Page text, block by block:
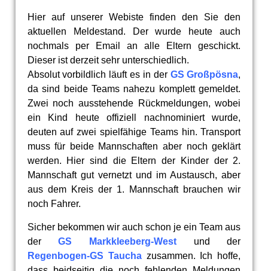
Hier auf unserer Webiste finden den Sie den
aktuellen Meldestand. Der wurde heute auch
nochmals per Email an alle Eltern geschickt.
Dieser ist derzeit sehr unterschiedlich.
Absolut vorbildlich läuft es in der GS Großpösna,
da sind beide Teams nahezu komplett gemeldet.
Zwei noch ausstehende Rückmeldungen, wobei
ein Kind heute offiziell nachnominiert wurde,
deuten auf zwei spielfähige Teams hin. Transport
muss für beide Mannschaften aber noch geklärt
werden. Hier sind die Eltern der Kinder der 2.
Mannschaft gut vernetzt und im Austausch, aber
aus dem Kreis der 1. Mannschaft brauchen wir
noch Fahrer.
Sicher bekommen wir auch schon je ein Team aus
derGS Markkleeberg-West und der
Regenbogen-GS Tauchazusammen. Ich hoffe,